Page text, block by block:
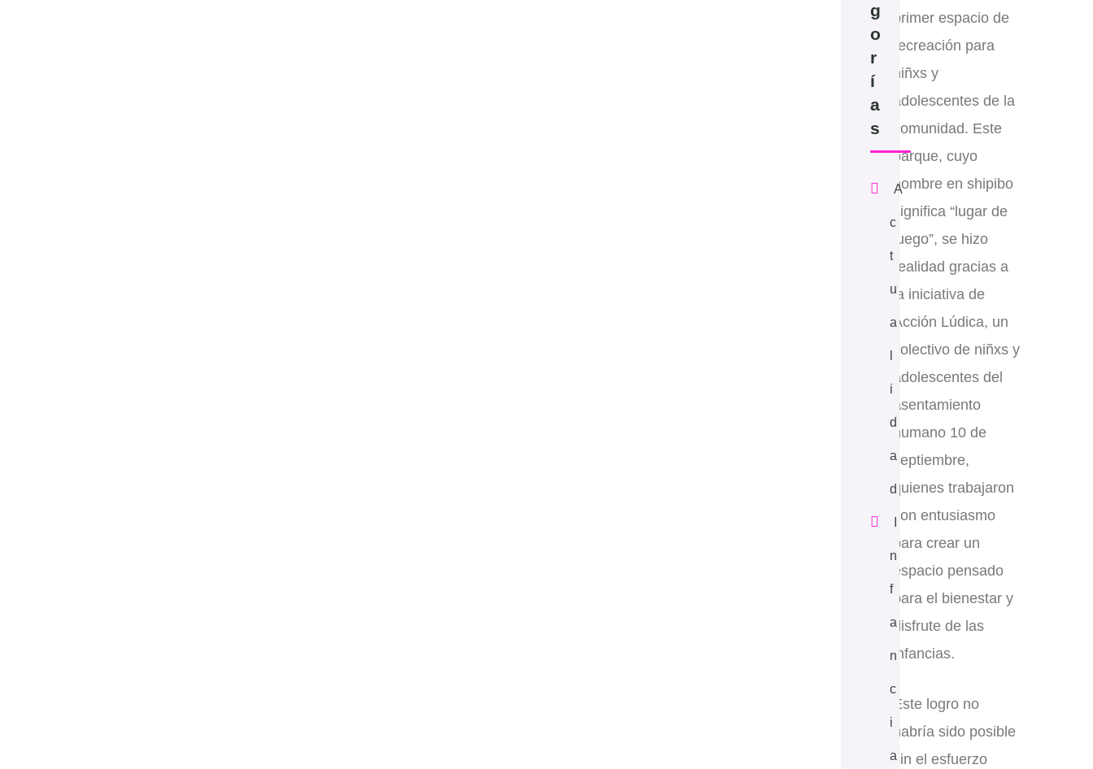
primer espacio de
recreación para
niñxs y
adolescentes de la
comunidad. Este
parque, cuyo
nombre en shipibo
significa “lugar de
juego”, se hizo
realidad gracias a
la iniciativa de
Acción Lúdica, un
colectivo de niñxs y
adolescentes del
asentamiento
humano 10 de
septiembre,
quienes trabajaron
con entusiasmo
para crear un
espacio pensado
para el bienestar y
disfrute de las
infancias.
Este logro no
habría sido posible
sin el esfuerzo
g
o
r
í
a
s
A
c
t
u
a
i
d
a
d
n
f
a
n
c
i
a